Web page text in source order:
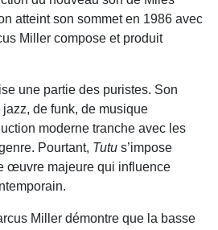
atteint son sommet en 1986 avec
Miller compose et produit
une partie des puristes. Son
de funk, de musique
moderne tranche avec les
Pourtant, Tutu s’impose
œuvre majeure qui influence
Miller démontre que la basse